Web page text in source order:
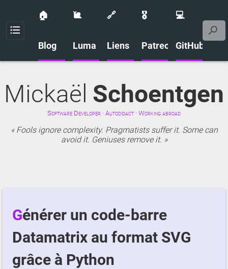
Menu
🏠
Blog
🐌
Luma
🔗
Liens
🎖️
Patreon
💻
GitHub
Mickaël Schoentgen
Software Developer · Autodidact · Working abroad
Fools ignore complexity. Pragmatists suffer it. Some can
avoid it. Geniuses remove it.
Générer un code-barre
Datamatrix au format SVG
grâce à Python